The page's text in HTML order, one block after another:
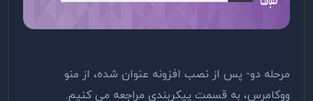
مرحله دو- پس از نصب افزونه عنوان شده، از منو
ووکامرس، به قسمت پیکربندی مراجعه می کنیم.